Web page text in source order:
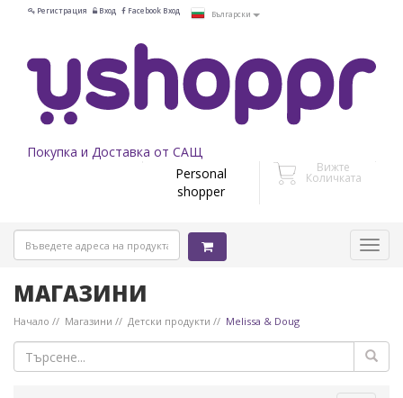
Регистрация Вход Facebook Вход Български
Покупка и Доставка от САЩ
Personal
shopper
Вижте
Количката
МАГАЗИНИ
Начало Магазини Детски продукти Melissa & Doug